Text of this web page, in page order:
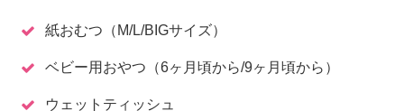
紙おむつ（M/L/BIGサイズ）
ベビー用おやつ（6ヶ月頃から/9ヶ月頃から）
ウェットティッシュ